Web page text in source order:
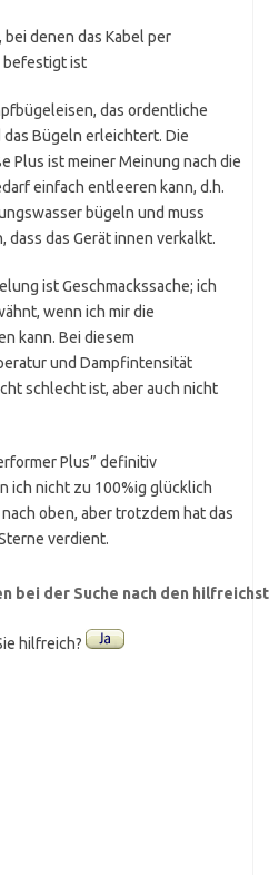
denen das Kabel per
befestigt ist
das ordentliche
Bügeln erleichtert. Die
Plus ist meiner Meinung nach die
einfach entleeren kann, d.h.
bügeln und muss
das Gerät innen verkalkt.
ist Geschmackssache; ich
wenn ich mir die
kann. Bei diesem
und Dampfintensität
schlecht ist, aber auch nicht
Plus” definitiv
ich nicht zu 100%ig glücklich
oben, aber trotzdem hat das
verdient.
bei der Suche nach den
hilfreich?